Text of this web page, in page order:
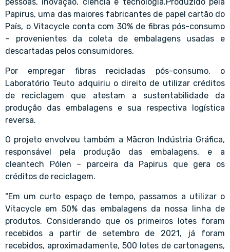
pessoas, inovação, ciência e tecnologia.Produzido pela
Papirus, uma das maiores fabricantes de papel cartão do
País, o Vitacycle conta com 30% de fibras pós-consumo
– provenientes da coleta de embalagens usadas e
descartadas pelos consumidores.
Por empregar fibras recicladas pós-consumo, o
Laboratório Teuto adquiriu o direito de utilizar créditos
de reciclagem que atestam a sustentabilidade da
produção das embalagens e sua respectiva logística
reversa.
O projeto envolveu também a Mācron Indústria Gráfica,
responsável pela produção das embalagens, e a
cleantech Pólen – parceira da Papirus que gera os
créditos de reciclagem.
“Em um curto espaço de tempo, passamos a utilizar o
Vitacycle em 50% das embalagens da nossa linha de
produtos. Considerando que os primeiros lotes foram
recebidos a partir de setembro de 2021, já foram
recebidos, aproximadamente, 500 lotes de cartonagens,